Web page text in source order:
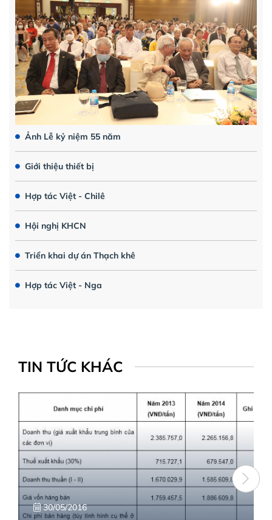
Ảnh Lễ kỷ niệm 55 năm
Giới thiệu thiết bị
Hợp tác Việt - Chilê
Hội nghị KHCN
Triển khai dự án Thạch khê
Hợp tác Việt - Nga
TIN TỨC KHÁC
30/05/2016